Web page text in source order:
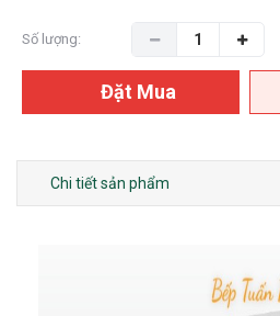
Số lượng:
Đặt Mua
Chi tiết sản phẩm